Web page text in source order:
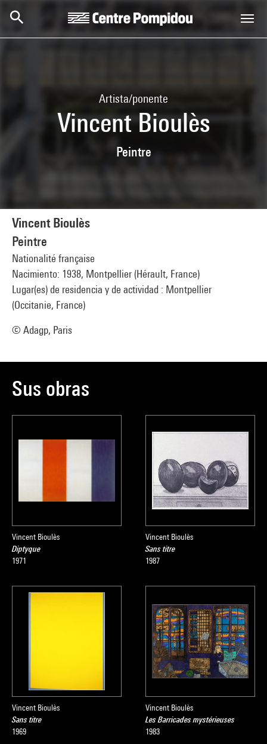
Artista/ponente
Vincent Bioulès
Peintre
Vincent Bioulès
Peintre
Nationalité française
Nacimiento: 1938, Montpellier (Hérault, France)
Lugar(es) de residencia y de actividad : Montpellier
(Occitanie, France)
© Adagp, Paris
Sus obras
Vincent Bioulès
Diptyque
1971
Vincent Bioulès
Sans titre
1987
Vincent Bioulès
Sans titre
1969
Vincent Bioulès
Les Barricades mystérieuses
1983